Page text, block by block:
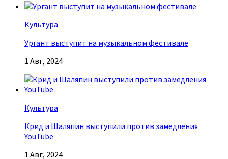
Культура
Ургант выступит на музыкальном фестивале
1 Авг, 2024
Культура
Крид и Шаляпин выступили против замедления
YouTube
1 Авг, 2024